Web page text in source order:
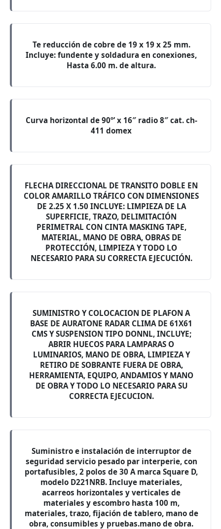
Te reducción de cobre de 19 x 19 x 25 mm.
Incluye: fundente y soldadura en conexiones,
Hasta 6.00 m. de altura.
Curva horizontal de 90º’ x 16″ radio 8″ cat. ch-
411 domex
FLECHA DIRECCIONAL DE TRANSITO DOBLE EN
COLOR AMARILLO TRÁFICO CON DIMENSIONES
DE 2.25 X 1.50 INCLUYE: LIMPIEZA DE LA
SUPERFICIE, TRAZO, DELIMITACIÓN
PERIMETRAL CON CINTA MASKING TAPE,
MATERIAL, MANO DE OBRA, OBRAS DE
PROTECCIÓN, LIMPIEZA Y TODO LO
NECESARIO PARA SU CORRECTA EJECUCIÓN.
SUMINISTRO Y COLOCACION DE PLAFON A
BASE DE AURATONE RADAR CLIMA DE 61X61
CMS Y SUSPENSION TIPO DONNL, INCLUYE;
ABRIR HUECOS PARA LAMPARAS O
LUMINARIOS, MANO DE OBRA, LIMPIEZA Y
RETIRO DE SOBRANTE FUERA DE OBRA,
HERRAMIENTA, EQUIPO, ANDAMIOS Y MANO
DE OBRA Y TODO LO NECESARIO PARA SU
CORRECTA EJECUCION.
Suministro e instalación de interruptor de
seguridad servicio pesado par interperie, con
portafusibles, 2 polos de 30 A marca Square D,
modelo D221NRB. Incluye materiales,
acarreos horizontales y verticales de
materiales y escombro hasta 100 m,
materiales, trazo, fijación de tablero, mano de
obra, consumibles y pruebas.mano de obra.